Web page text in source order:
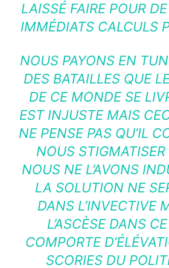
LAISSÉ FAIRE POUR
IMMÉDIATS CALCULS
NOUS PAYONS EN
DES BATAILLES QUE
DE CE MONDE SE
EST INJUSTE MAIS
NE PENSE PAS QU’IL
NOUS
NOUS NE L’AVONS
LA SOLUTION NE
DANS L’INVECTIVE
L’ASCÈSE DANS
COMPORTE
SCORIES DU